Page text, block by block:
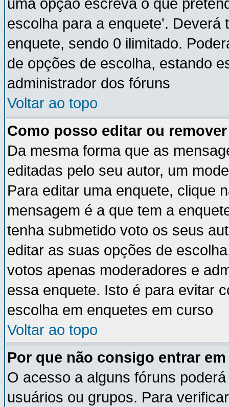
uma opção escreva o que
escolha para a enquete'. Deverá
enquete, sendo 0 ilimitado.
de opções de escolha, estando
administrador dos fóruns
Voltar ao topo
Como posso editar ou
Da mesma forma que as
editadas pelo seu autor, um
Para editar uma enquete, clique
mensagem é a que tem a
tenha submetido voto os seus
editar as suas opções de
votos apenas moderadores e
essa enquete. Isto é para evitar
escolha em enquetes em curso
Voltar ao topo
Por que não consigo entrar
O acesso a alguns fóruns
usuários ou grupos. Para